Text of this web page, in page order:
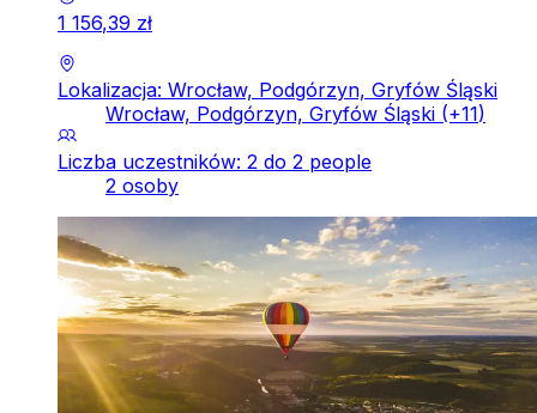
1 156,39 zł
Lokalizacja: Wrocław, Podgórzyn, Gryfów Śląski
Wrocław, Podgórzyn, Gryfów Śląski (+11)
Liczba uczestników: 2 do 2 people
2 osoby